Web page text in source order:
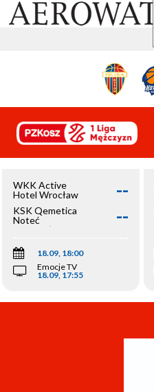
WKK Active
Hotel Wrocław
--
KSK Qemetica
Noteć
Inowrocław
--
18.09, 18:00
Emocje TV
18.09, 17:55